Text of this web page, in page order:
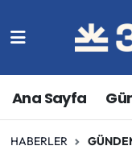
Ana Sayfa
HABERLER